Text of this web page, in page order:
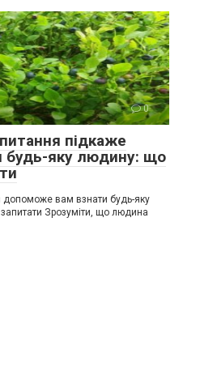
0
підкаже
будь-яку людину: що
допоможе вам взнати будь-яку
Зрозуміти, що людина